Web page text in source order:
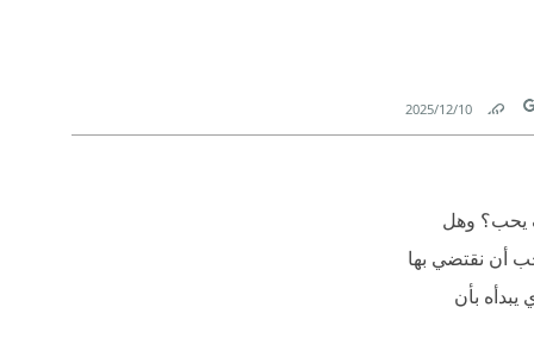
Link
10‏/12‏/2025
يحب؟ وهل
أن نقتضي بها
بأن